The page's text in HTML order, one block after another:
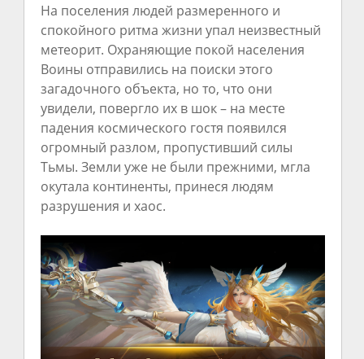
На поселения людей размеренного и
спокойного ритма жизни упал неизвестный
метеорит. Охраняющие покой населения
Воины отправились на поиски этого
загадочного объекта, но то, что они
увидели, повергло их в шок – на месте
падения космического гостя появился
огромный разлом, пропустивший силы
Тьмы. Земли уже не были прежними, мгла
окутала континенты, принеся людям
разрушения и хаос.